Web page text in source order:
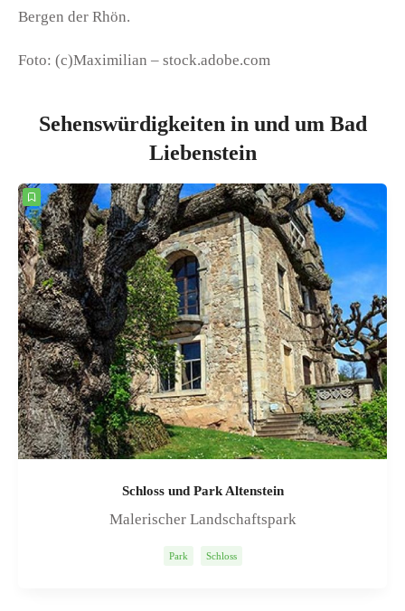
Bergen der Rhön.
Foto: (c)Maximilian – stock.adobe.com
Sehenswürdigkeiten in und um Bad
Liebenstein
Schloss und Park Altenstein
Malerischer Landschaftspark
Park Schloss